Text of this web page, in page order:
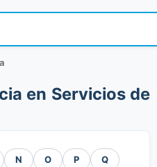
en Servicios de
N O P Q